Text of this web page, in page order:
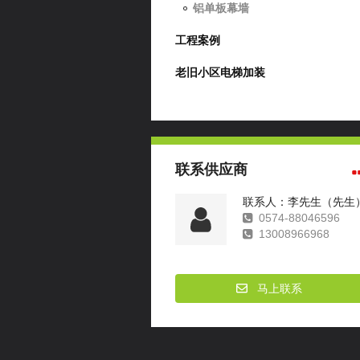
铝单板幕墙
工程案例
老旧小区电梯加装
联系供应商
联系人：李先生（先生
0574-88046596
13008966968
马上联系